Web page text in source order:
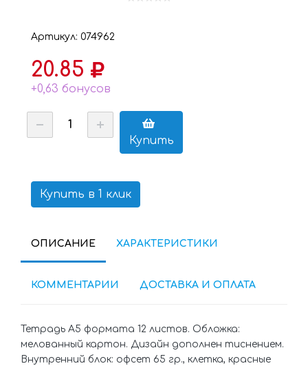
Артикул: 074962
20.85
+0,63 бонусов
Купить
Купить в 1 клик
ОПИСАНИЕ ХАРАКТЕРИСТИКИ
КОММЕНТАРИИ ДОСТАВКА И ОПЛАТА
Тетрадь А5 формата 12 листов. Обложка:
мелованный картон. Дизайн дополнен тиснением.
Внутренний блок: офсет 65 гр., клетка, красные